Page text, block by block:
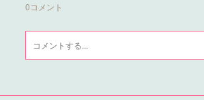
0コメント